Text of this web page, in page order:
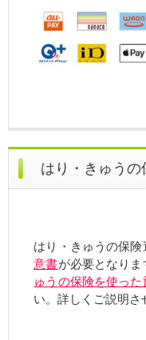
はり・きゅう
はり・きゅうの保
意書が必要となり
ゅうの保険を使った
い。詳しくご説明さ